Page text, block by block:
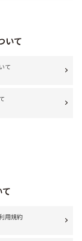
いて
て
て
用規約